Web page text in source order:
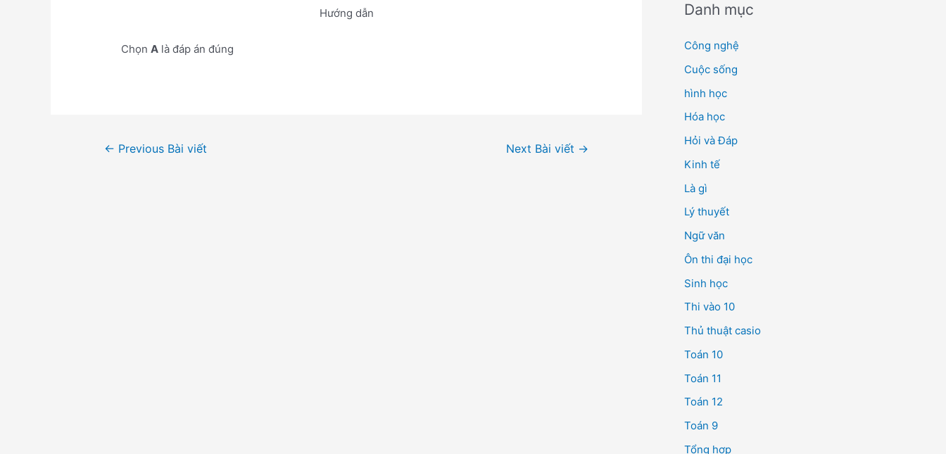
Hướng dẫn
ChọnA là đáp án đúng
Điều← Previous Bài viết Next Bài viết →
Danh mục
Công nghệ
Cuộc sống
hình học
Hóa học
Hỏi và Đáp
Kinh tế
Là gì
Lý thuyết
Ngữ văn
Ôn thi đại học
Sinh học
Thi vào 10
Thủ thuật casio
Toán 10
Toán 11
Toán 12
Toán 9
Tổng hợp